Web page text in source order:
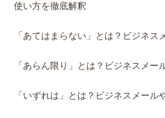
使い方を徹底解釈
「あてはまらない」とは？ビジネ
「あらん限り」とは？ビジネスメー
「いずれは」とは？ビジネスメール